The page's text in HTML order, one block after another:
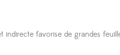
indirecte favorise de grandes